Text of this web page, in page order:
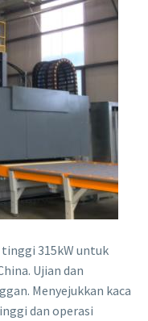
315kW untuk
Ujian dan
Menyejukkan kaca
dan operasi